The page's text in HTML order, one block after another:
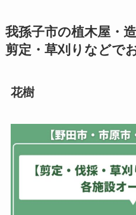
我孫子市の植木屋・
剪定・草刈りなどで
花樹